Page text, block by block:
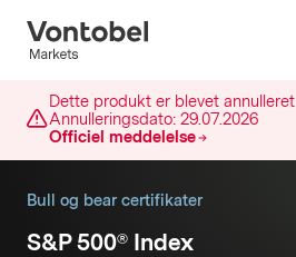
Dette produkt er blevet annulleret
Annulleringsdato: 29.07.2026
Officiel meddelelse
Bull og bear certifikater
S&P 500® Index